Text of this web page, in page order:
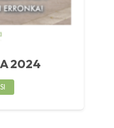
2024